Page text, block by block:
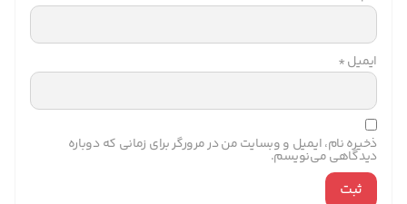
ایمیل*
ذخیره نام، ایمیل و وبسایت من در مرورگر برای زمانی که دوباره
دیدگاهی می‌نویسم.